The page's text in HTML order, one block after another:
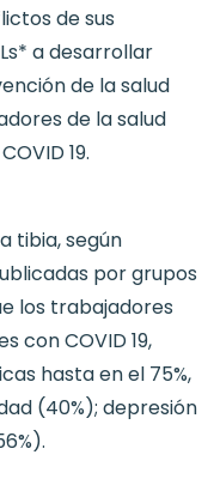
de sus
a desarrollar
de la salud
de la salud
19.
tibia, según
por grupos
los trabajadores
con COVID 19,
hasta en el 75%,
(40%); depresión